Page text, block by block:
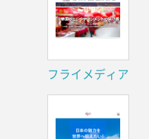
フライメディア